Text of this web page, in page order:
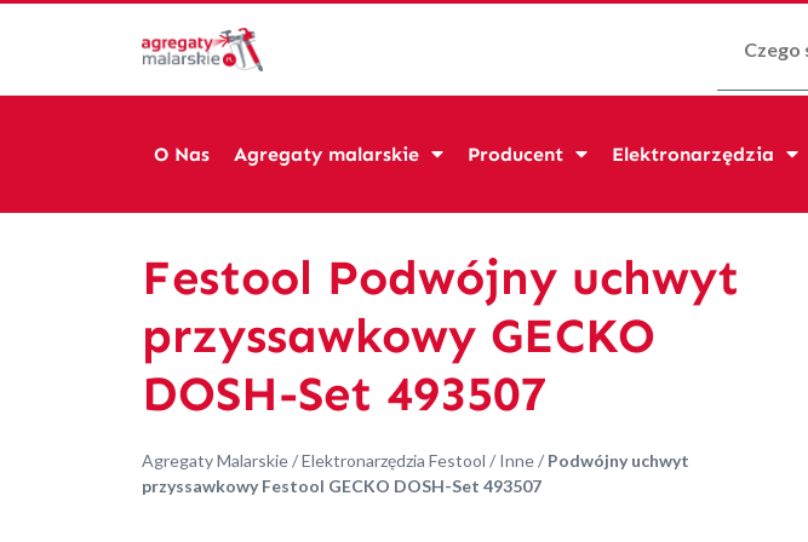
Szukaj:
O Nas Agregaty malarskie Producent Elektronarzędzia
Festool Podwójny uchwyt
przyssawkowy GECKO
DOSH-Set 493507
Agregaty Malarskie/Elektronarzędzia Festool / Inne/ Podwójny uchwyt
przyssawkowy Festool GECKO DOSH-Set 493507